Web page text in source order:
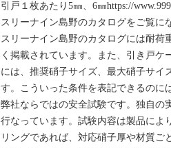
引戸１枚あたり5㎜、6㎜https://
スリーナイン島野のカタログをご覧に
スリーナイン島野のカタログには耐荷
く掲載されています。また、引き戸ケ
には、推奨硝子サイズ、最大硝子サイ
す。こういった条件を表記できるのに
弊社ならではの安全試験です。独自の
行なっています。試験内容は製品によ
リングであれば、対応硝子厚や材質ご